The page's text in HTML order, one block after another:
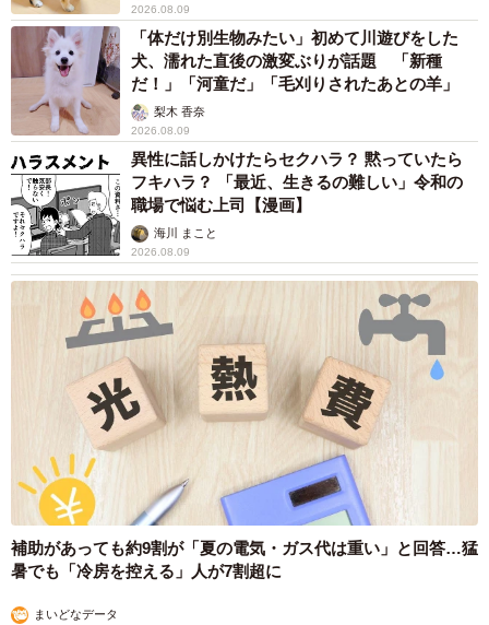
2026.08.09
「体だけ別生物みたい」初めて川遊びをした
犬、濡れた直後の激変ぶりが話題 「新種
だ！」「河童だ」「毛刈りされたあとの羊」
梨木 香奈
2026.08.09
異性に話しかけたらセクハラ？ 黙っていたら
フキハラ？ 「最近、生きるの難しい」令和の
職場で悩む上司【漫画】
海川 まこと
2026.08.09
補助があっても約9割が「夏の電気・ガス代は重い」と回答…猛
暑でも「冷房を控える」人が7割超に
まいどなデータ